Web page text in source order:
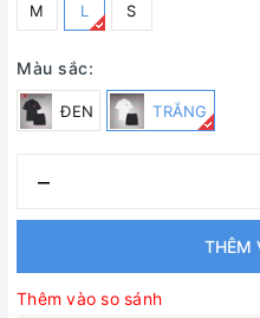
M L S
Màu sắc:
ĐEN TRẮNG
–
THÊM
Thêm vào so sánh